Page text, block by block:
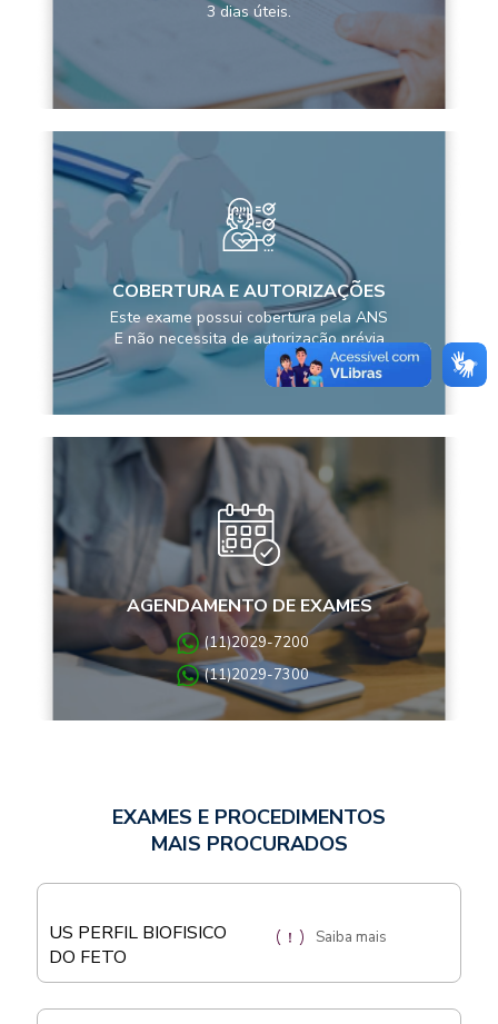
3 dias úteis.
COBERTURA E AUTORIZAÇÕES
Este exame possui cobertura pela ANS
E não necessita de autorização prévia
AGENDAMENTO DE EXAMES
(11)2029-7200
(11)2029-7300
EXAMES E PROCEDIMENTOS
MAIS PROCURADOS
US PERFIL BIOFISICO
DO FETO
Saiba mais